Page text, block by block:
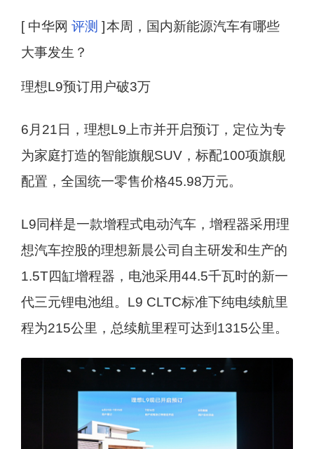
[ 中华网 评测 ] 本周，国内新能源汽车有哪些
大事发生？
理想L9预订用户破3万
6月21日，理想L9上市并开启预订，定位为专
为家庭打造的智能旗舰SUV，标配100项旗舰
配置，全国统一零售价格45.98万元。
L9同样是一款增程式电动汽车，增程器采用理
想汽车控股的理想新晨公司自主研发和生产的
1.5T四缸增程器，电池采用44.5千瓦时的新一
代三元锂电池组。L9 CLTC标准下纯电续航里
程为215公里，总续航里程可达到1315公里。